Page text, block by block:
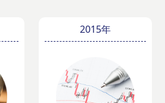
2015年